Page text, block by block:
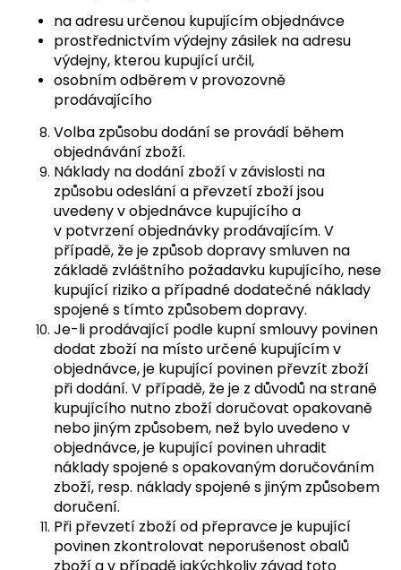
na adresu určenou kupujícím objednávce
prostřednictvím výdejny zásilek na adresu
výdejny, kterou kupující určil,
osobním odběrem v provozovně
prodávajícího
Volba způsobu dodání se provádí během
objednávání zboží.
Náklady na dodání zboží v závislosti na
způsobu odeslání a převzetí zboží jsou
uvedeny v objednávce kupujícího a
v potvrzení objednávky prodávajícím. V
případě, že je způsob dopravy smluven na
základě zvláštního požadavku kupujícího, nese
kupující riziko a případné dodatečné náklady
spojené s tímto způsobem dopravy.
Je-li prodávající podle kupní smlouvy povinen
dodat zboží na místo určené kupujícím v
objednávce, je kupující povinen převzít zboží
při dodání. V případě, že je z důvodů na straně
kupujícího nutno zboží doručovat opakovaně
nebo jiným způsobem, než bylo uvedeno v
objednávce, je kupující povinen uhradit
náklady spojené s opakovaným doručováním
zboží, resp. náklady spojené s jiným způsobem
doručení.
Při převzetí zboží od přepravce je kupující
povinen zkontrolovat neporušenost obalů
zboží a v případě jakýchkoliv závad toto